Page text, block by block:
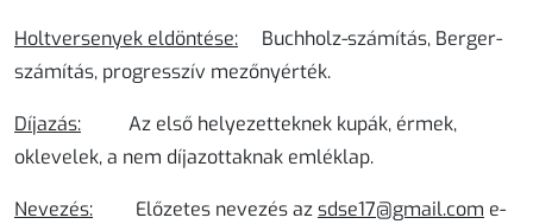
Holtversenyek eldöntése: Buchholz-számítás, Berger-
számítás, progresszív mezőnyérték.
Díjazás: Az első helyezetteknek kupák, érmek,
oklevelek, a nem díjazottaknak emléklap.
Nevezés: Előzetes nevezés azsdse17@gmail.com e-